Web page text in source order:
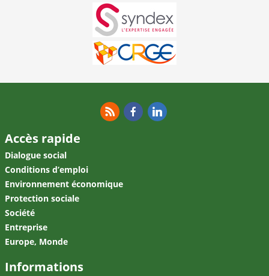
Accès rapide
Dialogue social
Conditions d’emploi
Environnement économique
Protection sociale
Société
Entreprise
Europe, Monde
Informations